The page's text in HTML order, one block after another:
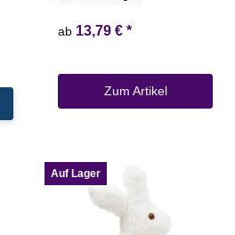
ab 13,79 € *
Zum Artikel
Auf Lager